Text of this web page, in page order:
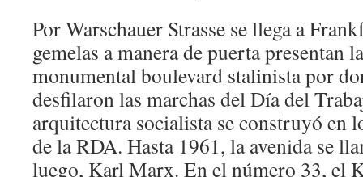
Por Warschauer Strasse se llega a
gemelas a manera de puerta
monumental boulevard stalinista por
desfilaron las marchas del Día del
arquitectura socialista se construyó en
de la RDA. Hasta 1961, la avenida se
luego, Karl Marx. En el número 33, el